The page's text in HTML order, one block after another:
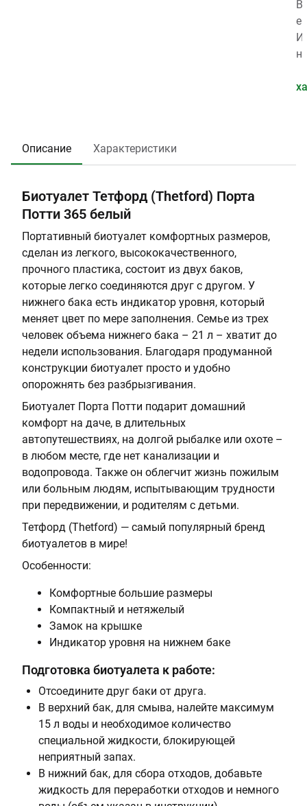
а
р
а
:
.
T
h
e
t
o
н
т
и
я
л
с
о
т
а
и
В
е
с
,
г
И
н
и
Описание
Биотуалет Тетфорд (Thetford) Порта
Потти 365 белый
Портативный биотуалет комфортных размеров,
cделан из легкого, высококачественного,
прочного пластика, состоит из двух баков,
которые легко соединяются друг с другом. У
нижнего бака есть индикатор уровня, который
меняет цвет по мере заполнения. Семье из трех
человек объема нижнего бака – 21 л – хватит до
недели использования. Благодаря продуманной
конструкции биотуалет просто и удобно
опорожнять без разбрызгивания.
Биотуалет Порта Потти подарит домашний
комфорт на даче, в длительных
автопутешествиях, на долгой рыбалке или охоте –
в любом месте, где нет канализации и
водопровода. Также он облегчит жизнь пожилым
или больным людям, испытывающим трудности
при передвижении, и родителям с детьми.
Тетфорд (Thetford) — самый популярный бренд
биотуалетов в мире!
Особенности:
Комфортные большие размеры
Компактный и нетяжелый
Замок на крышке
Индикатор уровня на нижнем баке
Подготовка биотуалета к работе:
Отсоедините друг баки от друга.
В верхний бак, для смыва, налейте максимум
15 л воды и необходимое количество
специальной жидкости, блокирующей
неприятный запах.
В нижний бак, для сбора отходов, добавьте
жидкость для переработки отходов и немного
Характеристики